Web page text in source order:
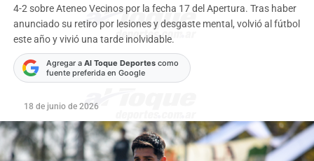
4-2 sobre Ateneo Vecinos por la fecha 17 del Apertura. Tras haber
anunciado su retiro por lesiones y desgaste mental, volvió al fútbol
este año y vivió una tarde inolvidable.
Agregar a Al Toque Deportescomo
fuente preferida en Google
18 de junio de 2026